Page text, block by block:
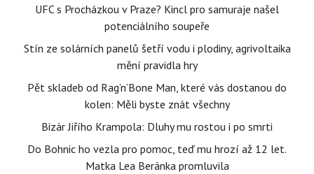
UFC s Procházkou v Praze? Kincl pro samuraje našel
potenciálního soupeře
Stín ze solárních panelů šetří vodu i plodiny, agrivoltaika
mění pravidla hry
Pět skladeb od Rag’n’Bone Man, které vás dostanou do
kolen: Měli byste znát všechny
Bizár Jiřího Krampola: Dluhy mu rostou i po smrti
Do Bohnic ho vezla pro pomoc, teď mu hrozí až 12 let.
Matka Lea Beránka promluvila